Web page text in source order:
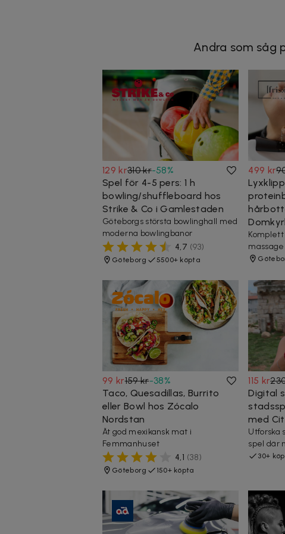
Andra som såg
129 kr310 kr-58%
Spel för 4-5 pers: 1 h
bowling/shuffleboard hos
Strike & Co i Gamlestaden
Göteborgs största bowlinghall med
moderna bowlingbanor
4,7 (93)
Göteborg 5500+ köpta
499 kr
massage
99 kr159 kr-38%
Taco, Quesadillas, Burrito
eller Bowl hos Zócalo
Nordstan
Ät god mexikansk mat i
Femmanhuset
4,1 (38)
Göteborg 150+ köpta
115 kr
Digital
med
Utforska
spel där
30+